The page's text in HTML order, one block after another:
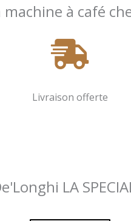
à café
Livraison offerte
LA